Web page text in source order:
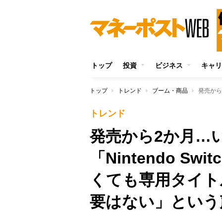
トップ 投資 ビジネス キャ
トップ トレンド ブーム・商品
トレンド
発売から2か月…
「Nintendo
くても専用タイ
要はない」という